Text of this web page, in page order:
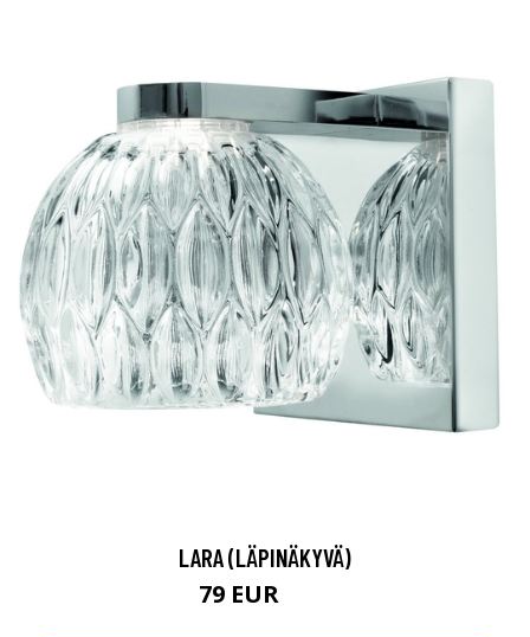
LARA (LÄPINÄKYVÄ)
79 EUR